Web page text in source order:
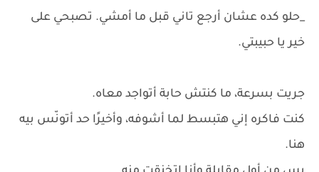
_حلو كده عشان أرجع تاني قبل ما أمشي. تصبحي على
خير يا حبيبتي.
جريت بسرعة، ما كنتش حابة أتواجد معاه.
كنت فاكره إني هتبسط لما أشوفه، وأخيرًا حد أتونّس بيه
هنا.